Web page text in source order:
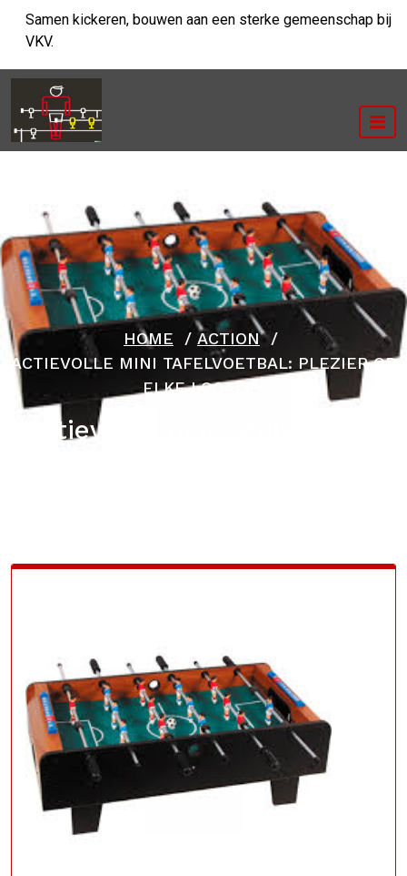
naar
inhoud
Samen kickeren, bouwen aan een sterke gemeenschap bij
VKV.
HOME / ACTION/
ACTIEVOLLE MINI TAFELVOETBAL: PLEZIER OP
ELKE LOCATIE!
Actievolle mini tafelvoetbal: